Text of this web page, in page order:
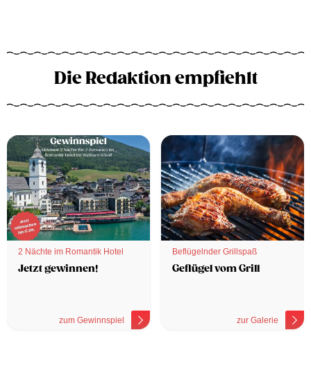
Die Redaktion empfiehlt
2 Nächte im Romantik Hotel
Jetzt gewinnen!
zum Gewinnspiel
Beflügelnder Grillspaß
Geflügel vom Grill
zur Galerie